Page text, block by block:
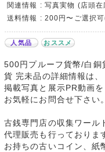
関連情報 : 写真実物 (店頭在
送料情報 : 200円〜ご選択
人気品 おススメ
500円プルーフ貨幣/白
貨 完未品の詳細情報は、
掲載写真と展示PR動画
お気軽にお問合せ下さい。
古銭専門店の収集ワール
代理販売も行っておりま
お持ちの古いコイン、紙